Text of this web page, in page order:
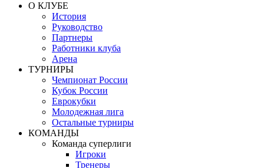
О КЛУБЕ
История
Руководство
Партнеры
Работники клуба
Арена
ТУРНИРЫ
Чемпионат России
Кубок России
Еврокубки
Молодежная лига
Остальные турниры
КОМАНДЫ
Команда суперлиги
Игроки
Тренеры